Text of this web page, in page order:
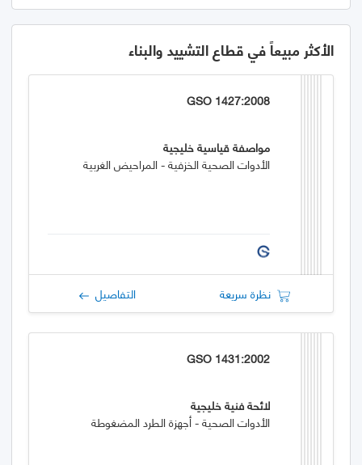
الأكثر مبيعاً في قطاع التشييد والبناء
GSO 1427:2008
مواصفة قياسية خليجية
الأدوات الصحية الخزفية - المراحيض الغربية
نظرة سريعة التفاصيل
GSO 1431:2002
لائحة فنية خليجية
الأدوات الصحية - أجهزة الطرد المضغوطة